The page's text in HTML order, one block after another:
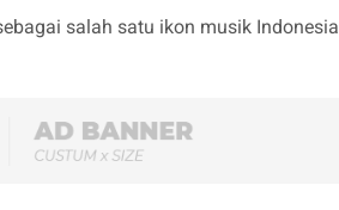
salah satu ikon musik Indonesia